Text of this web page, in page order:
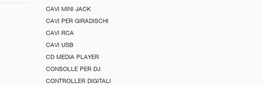
CAVI MINI JACK
CAVI PER GIRADISCHI
CAVI RCA
CAVI USB
CD MEDIA PLAYER
CONSOLLE PER DJ
CONTROLLER DIGITALI